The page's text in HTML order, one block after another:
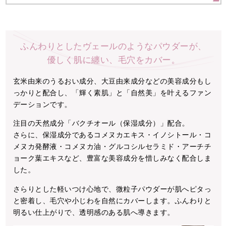
ふんわりとしたヴェールのようなパウダーが、
優しく肌に纏い、毛穴をカバー。
玄米由来のうるおい成分、大豆由来成分などの美容成分もし
っかりと配合し、「輝く素肌」と「自然美」を叶えるファン
デーションです。
注目の天然成分「バクチオール（保湿成分）」配合。
さらに、保湿成分であるコメヌカエキス・イノシトール・コ
メヌカ発酵液・コメヌカ油・グルコシルセラミド・アーチチ
ョーク葉エキスなど、豊富な美容成分を惜しみなく配合しま
した。
さらりとした軽いつけ心地で、微粒子パウダーが肌へピタっ
と密着し、毛穴や小じわを自然にカバーします。ふんわりと
明るい仕上がりで、透明感のある肌へ導きます。